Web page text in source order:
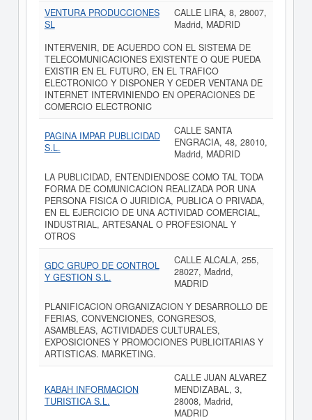
VENTURA PRODUCCIONES
SL
CALLE LIRA, 8, 28007,
Madrid, MADRID
INTERVENIR, DE ACUERDO CON EL SISTEMA DE
TELECOMUNICACIONES EXISTENTE O QUE PUEDA
EXISTIR EN EL FUTURO, EN EL TRAFICO
ELECTRONICO Y DISPONER Y CEDER VENTANA DE
INTERNET INTERVINIENDO EN OPERACIONES DE
COMERCIO ELECTRONIC
PAGINA IMPAR PUBLICIDAD
S.L.
CALLE SANTA
ENGRACIA, 48, 28010,
Madrid, MADRID
LA PUBLICIDAD, ENTENDIENDOSE COMO TAL TODA
FORMA DE COMUNICACION REALIZADA POR UNA
PERSONA FISICA O JURIDICA, PUBLICA O PRIVADA,
EN EL EJERCICIO DE UNA ACTIVIDAD COMERCIAL,
INDUSTRIAL, ARTESANAL O PROFESIONAL Y
OTROS
GDC GRUPO DE CONTROL
Y GESTION S.L.
CALLE ALCALA, 255,
28027, Madrid,
MADRID
PLANIFICACION ORGANIZACION Y DESARROLLO DE
FERIAS, CONVENCIONES, CONGRESOS,
ASAMBLEAS, ACTIVIDADES CULTURALES,
EXPOSICIONES Y PROMOCIONES PUBLICITARIAS Y
ARTISTICAS. MARKETING.
KABAH INFORMACION
TURISTICA S.L.
CALLE JUAN ALVAREZ
MENDIZABAL, 3,
28008, Madrid,
MADRID